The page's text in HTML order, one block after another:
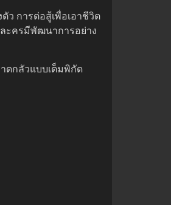
ว การต่อสู้เพื่อเอาชีวิต
ะครมีพัฒนาการอย่าง
ดกลัวแบบเต็มพิกัด